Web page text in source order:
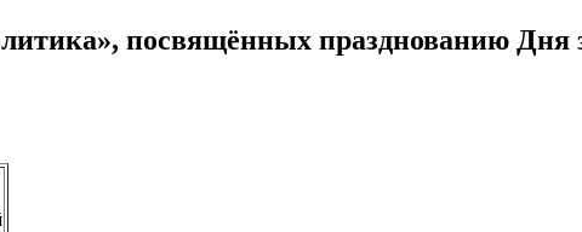
посвящённых празднованию Дня